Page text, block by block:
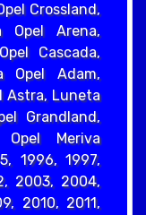
Crossland,
Opel Arena,
Cascada,
Opel Adam,
Astra, Luneta
Grandland,
Meriva
1996, 1997,
2003, 2004,
2010, 2011,